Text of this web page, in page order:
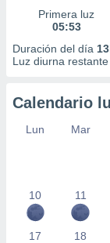
Primera luz
05:53
Duración del día
Luz diurna restante
Calendario
Lun Mar
10 11
17 18